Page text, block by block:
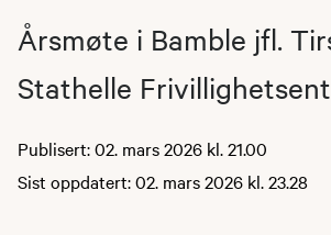
Årsmøte i Bamble jfl.
Stathelle
Publisert: 02. mars 2026 kl. 21.00
Sist oppdatert: 02. mars 2026 kl. 23.28